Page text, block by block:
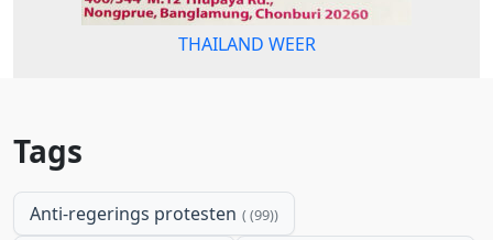
THAILAND WEER
Tags
Anti-regerings protesten (99)